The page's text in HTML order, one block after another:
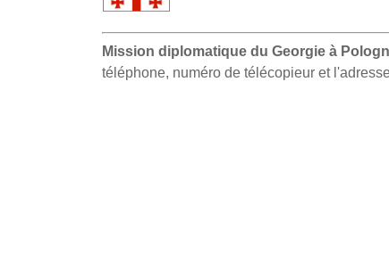
Mission diplomatique du Georgie à
téléphone, numéro de télécopieur et